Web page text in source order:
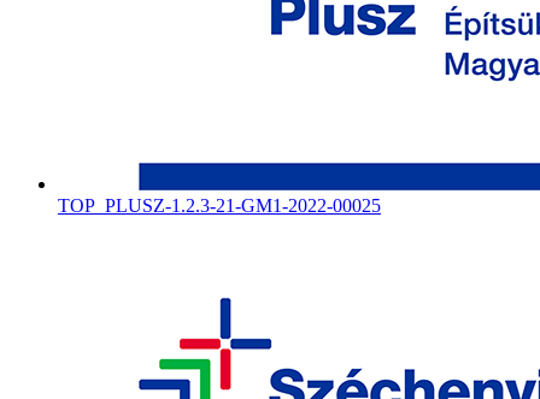
TOP_PLUSZ-1.2.3-21-GM1-2022-00025